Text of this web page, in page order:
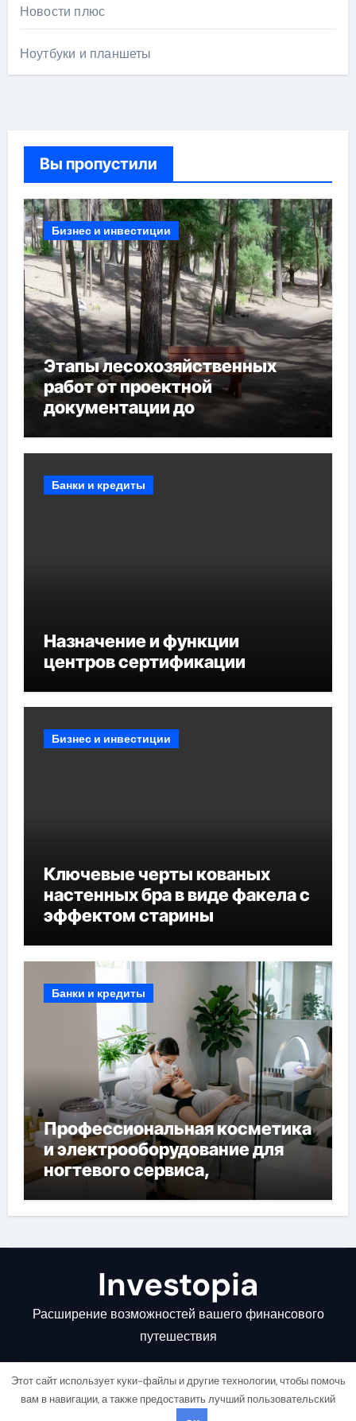
Новости плюс
Ноутбуки и планшеты
Вы пропустили
Бизнес и инвестиции
Этапы лесохозяйственных
работ от проектной
документации до
мероприятий и обустройства
Банки и кредиты
Назначение и функции
центров сертификации
Бизнес и инвестиции
Ключевые черты кованых
настенных бра в виде факела с
эффектом старины
Банки и кредиты
Профессиональная косметика
и электрооборудование для
ногтевого сервиса,
наращивания ресниц и
депиляции
Investopia
Расширение возможностей вашего финансового
путешествия
Этот сайт использует куки-файлы и другие технологии, чтобы помочь
вам в навигации, а также предоставить лучший пользовательский